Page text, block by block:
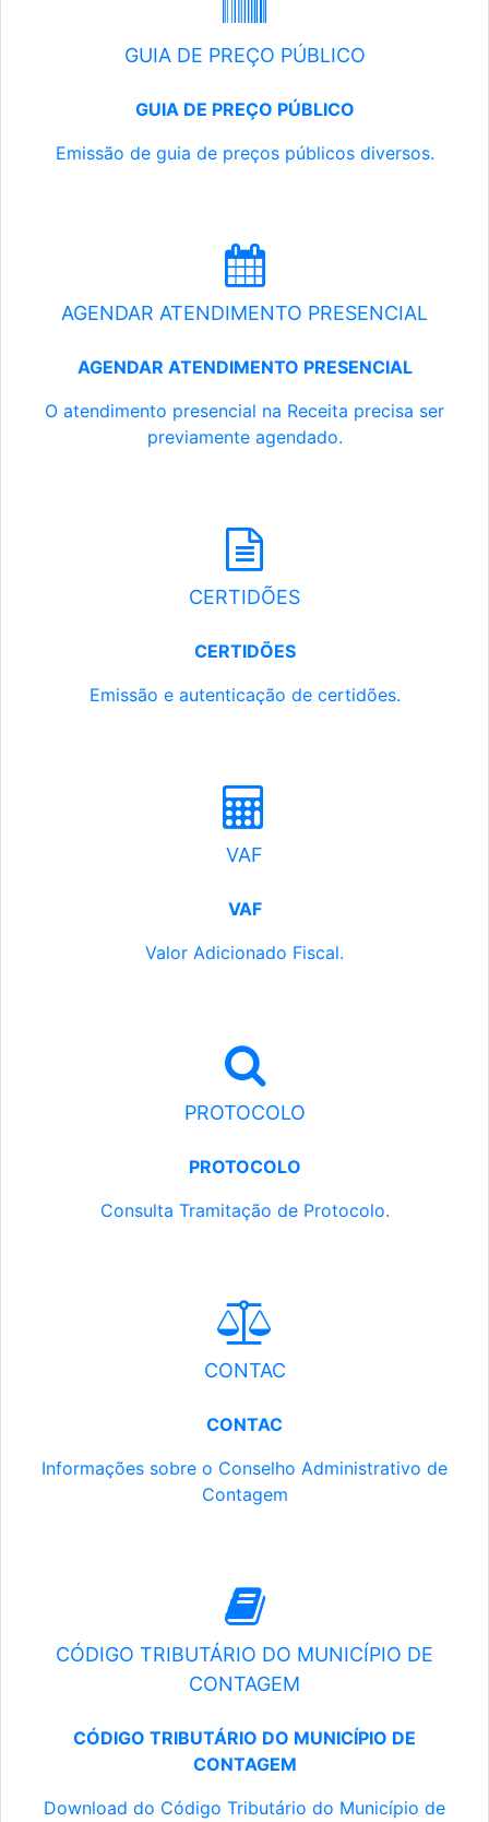
GUIA DE PREÇO PÚBLICO
GUIA DE PREÇO PÚBLICO
Emissão de guia de preços públicos diversos.
AGENDAR ATENDIMENTO PRESENCIAL
AGENDAR ATENDIMENTO PRESENCIAL
O atendimento presencial na Receita precisa ser
previamente agendado.
CERTIDÕES
CERTIDÕES
Emissão e autenticação de certidões.
VAF
VAF
Valor Adicionado Fiscal.
PROTOCOLO
PROTOCOLO
Consulta Tramitação de Protocolo.
CONTAC
CONTAC
Informações sobre o Conselho Administrativo de
Contagem
CÓDIGO TRIBUTÁRIO DO MUNICÍPIO DE
CONTAGEM
CÓDIGO TRIBUTÁRIO DO MUNICÍPIO DE
CONTAGEM
Download do Código Tributário do Município de